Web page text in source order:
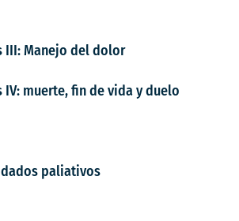
III: Manejo del dolor
muerte, fin de vida y duelo
paliativos